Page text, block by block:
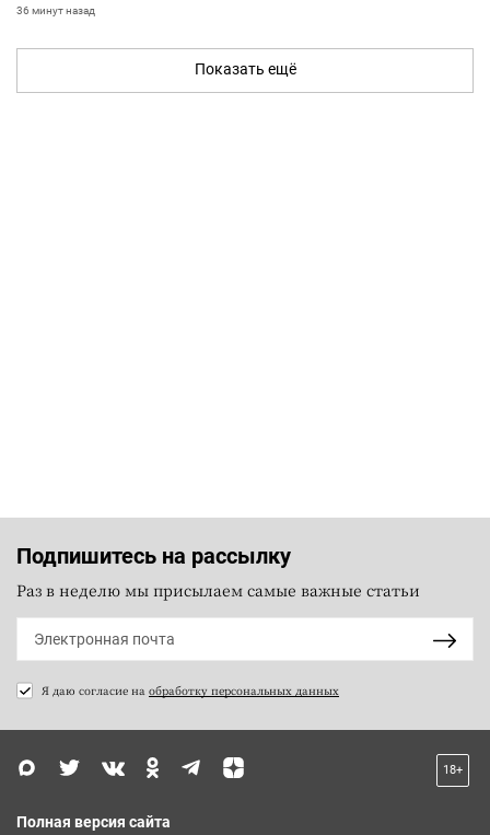
36 минут назад
Показать ещё
Подпишитесь на рассылку
Раз в неделю мы присылаем самые важные статьи
Я даю согласие на обработку персональных данных
18+
Полная версия сайта